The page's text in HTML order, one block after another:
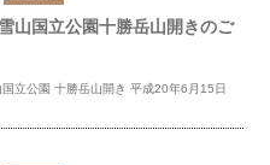
山国立公園十勝岳山開きのご
立公園 十勝岳山開き 平成20年6月15日